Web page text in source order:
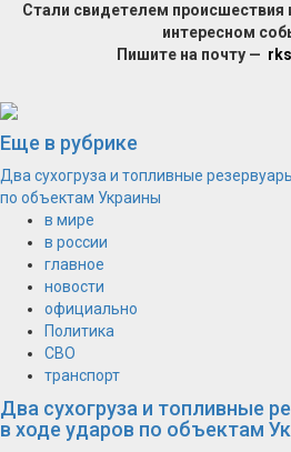
Стали свидетелем происшествия
интересном
Пишите на почту —
Еще в рубрике
Два сухогруза и топливные
по объектам Украины
в мире
в россии
главное
новости
официально
Политика
СВО
транспорт
Два сухогруза и топливные
в ходе ударов по объектам